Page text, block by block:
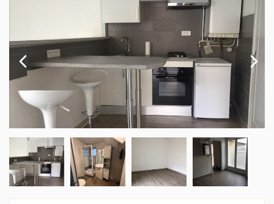
Nos agences
Estimation
Contact
Accès clients